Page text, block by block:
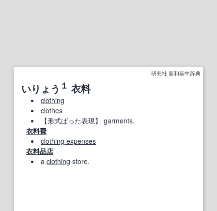
研究社 新和英中辞典
いりょう １ 衣料
clothing
clothes
【形式ばった表現】 garments.
衣料費
clothing expenses
衣料品店
a clothing store.